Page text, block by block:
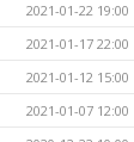
2021-01-22 19:00
2021-01-17 22:00
2021-01-12 15:00
2021-01-07 12:00